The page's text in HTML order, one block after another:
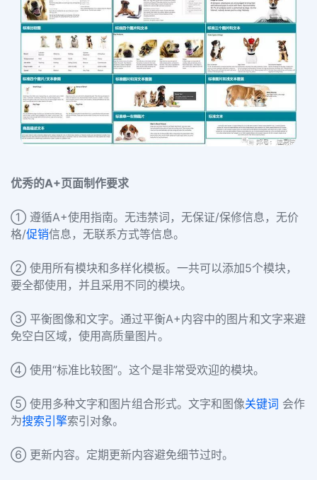
优秀的A+页面制作要求
① 遵循A+使用指南。无违禁词，无保证/保修信息，无价
格/促销信息，无联系方式等信息。
② 使用所有模块和多样化模板。一共可以添加5个模块，
要全都使用，并且采用不同的模块。
③ 平衡图像和文字。通过平衡A+内容中的图片和文字来避
免空白区域，使用高质量图片。
④ 使用“标准比较图”。这个是非常受欢迎的模块。
⑤ 使用多种文字和图片组合形式。文字和图像关键词 会作
为搜索引擎索引对象。
⑥ 更新内容。定期更新内容避免细节过时。